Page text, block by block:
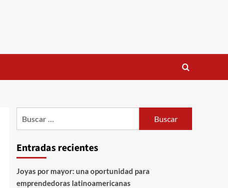
Entradas recientes
Joyas por mayor: una oportunidad para
emprendedoras latinoamericanas